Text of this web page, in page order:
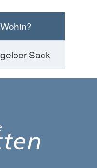
Wohin?
gelber Sack